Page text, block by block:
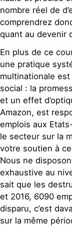
nombre réel de
comprendrez
quant au devenir
En plus de ce
une pratique
multinationale
social : la
et un effet
Amazon, est
emplois aux
le secteur sur la
votre soutien à
Nous ne
exhaustive au
sait que les
et 2016, 6090
disparu, c’est
sur la même